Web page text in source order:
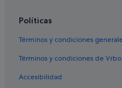
Políticas
Términos y condiciones
Términos y condiciones de Vrbo
Accesibilidad